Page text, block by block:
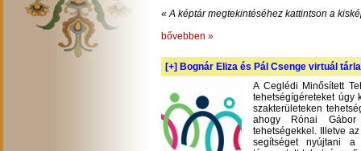
« A képtár megtekintéséhez kattintson a
bővebben »
[+] Bognár Eliza és Pál Csenge virtuál
A Ceglédi Minősített
tehetségígéreteket úgy
szakterületeken
ahogy Rónai Gábor
tehetségekkel. Illetve
segítséget nyújtani a